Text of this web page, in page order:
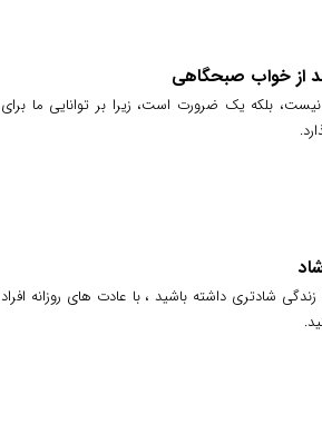
بلکه یک ضرورت است، زیرا بر توانایی ما برای
شادتری داشته باشید ، با عادت های روزانه افراد